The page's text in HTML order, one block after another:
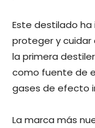
Este destilado
proteger y cuidar
la primera
como fuente de
gases de efecto
La marca más